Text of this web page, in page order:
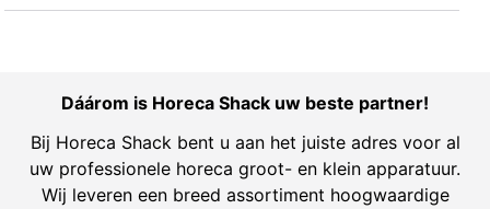
Dáárom is Horeca Shack uw beste partner!
Bij Horeca Shack bent u aan het juiste adres voor al
uw professionele horeca groot- en klein apparatuur.
Wij leveren een breed assortiment hoogwaardige